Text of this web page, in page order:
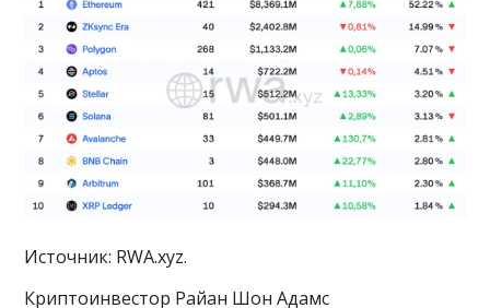
Источник: RWA.xyz.
Криптоинвестор Райан Шон Адамс